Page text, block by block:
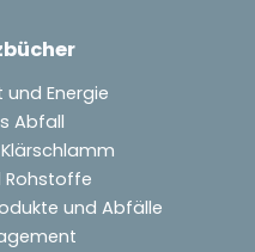
Energie
Abfall
Rohstoffe
und Abfälle